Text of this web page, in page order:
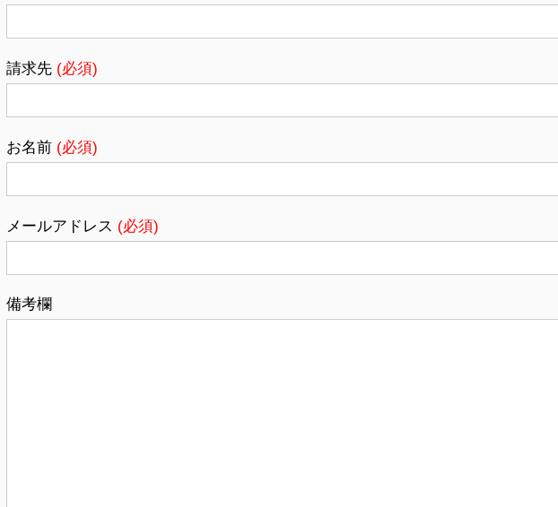
請求先 (必須)
お名前 (必須)
メールアドレス (必須)
備考欄